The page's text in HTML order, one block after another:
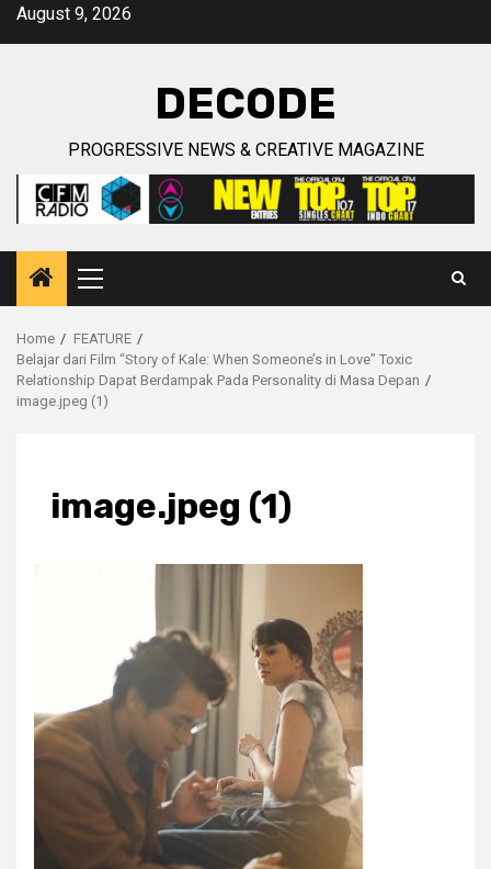
SkipAugust 9, 2026
DECODE
PROGRESSIVE NEWS & CREATIVE MAGAZINE
Primary
Menu
Home
FEATURE
Belajar dari Film “Story of Kale: When Someone’s in Love” Toxic
Relationship Dapat Berdampak Pada Personality di Masa Depan
image.jpeg (1)
image.jpeg (1)